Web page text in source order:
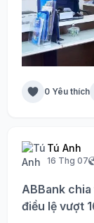
0 Yêu thích
Tú Anh
16 Thg 07
ABBank
điều lệ vượt